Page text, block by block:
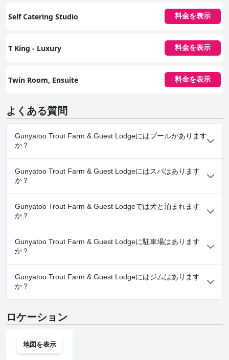
Self Catering Studio 料金を表示
T King - Luxury 料金を表示
Twin Room, Ensuite 料金を表示
よくある質問
Gunyatoo Trout Farm & Guest Lodgeにはプールがあります
か？
はい、Gunyatoo Trout Farm & Guest Lodgeには、以下のカテゴ
リーの１つ以上に属するプールがあります： 屋外プール詳しく
は、「
い。
Gunyatoo Trout Farm & Guest Lodgeにはスパはあります
か？
いいえ、Gunyatoo Trout Farm & Guest Lodgeではスパはご利用
いただけません。
Gunyatoo Trout Farm & Guest Lodgeでは犬と泊まれます
か？
いいえ、Gunyatoo Trout Farm & Guest Lodgeでは犬と泊まるこ
とはできません。
Gunyatoo Trout Farm & Guest Lodgeに駐車場はあります
か？
はい、Gunyatoo Trout Farm & Guest Lodgeでは駐車場をご利用
いただけます。
Gunyatoo Trout Farm & Guest Lodgeにはジムはあります
か？
せん。
ロケーション
地図を表示